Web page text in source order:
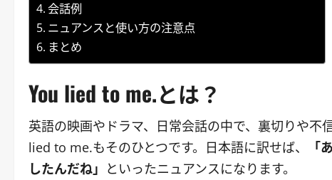
会話例
ニュアンスと使い方の注意点
まとめ
You lied to me.とは？
英語の映画やドラマ、日常会話の中で、裏切りや
lied to me.もそのひとつです。日本語に訳せば、
「
したんだね」 といったニュアンスになります。